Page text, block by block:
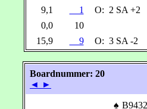
9,1
1 O: 2 SA +2
0,0
10
15,9
9 O: 3 SA -2
Boardnummer: 20
◄ ►
♠ B9432